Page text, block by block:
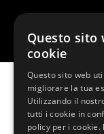
Ale
Questo sito
cookie
Questo sito web
migliorare la tua
Utilizzando il
tutti i cookie in
policy per i cookie.